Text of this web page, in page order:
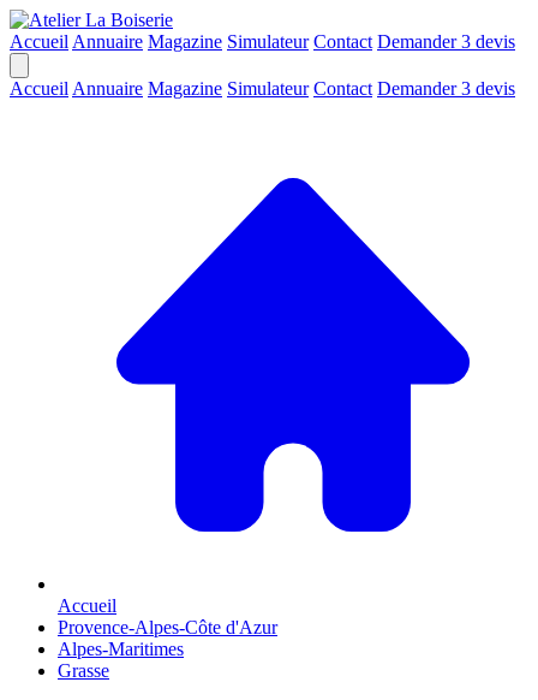
Accueil Annuaire Magazine Simulateur Contact Demander 3 devis
Accueil Annuaire Magazine Simulateur Contact Demander 3 devis
Accueil
Provence-Alpes-Côte d'Azur
Alpes-Maritimes
Grasse